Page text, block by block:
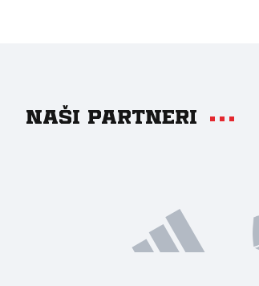
Naši partneri